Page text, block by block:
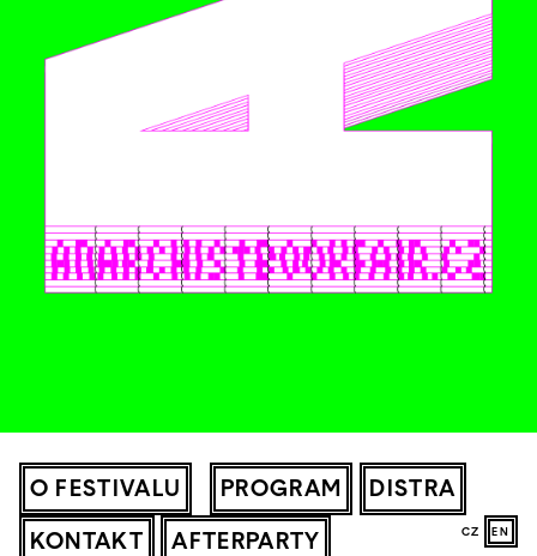
O FESTIVALU PROGRAM DISTRA
KONTAKT AFTERPARTY CZ EN